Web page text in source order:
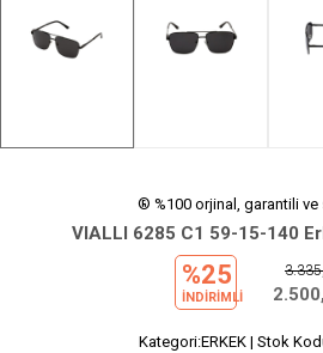
® %100 orjinal, garantili ve
VIALLI 6285 C1 59-15-140
%25
INDIRIMLI
Kategori:ERKEK | Stok